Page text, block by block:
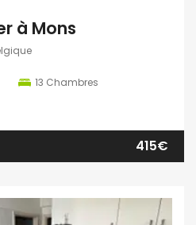
à Mons
13 Chambres
415€